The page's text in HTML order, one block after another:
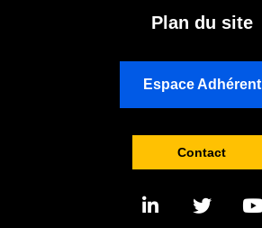
Plan du site
Espace Adhérent
Contact